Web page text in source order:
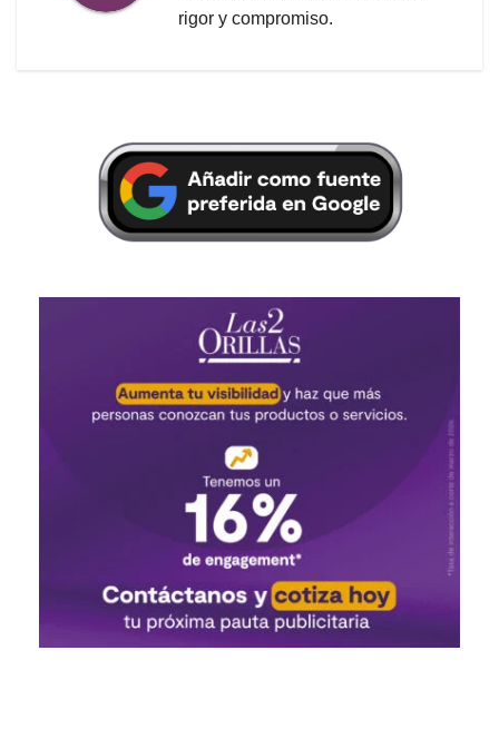
rigor y compromiso.